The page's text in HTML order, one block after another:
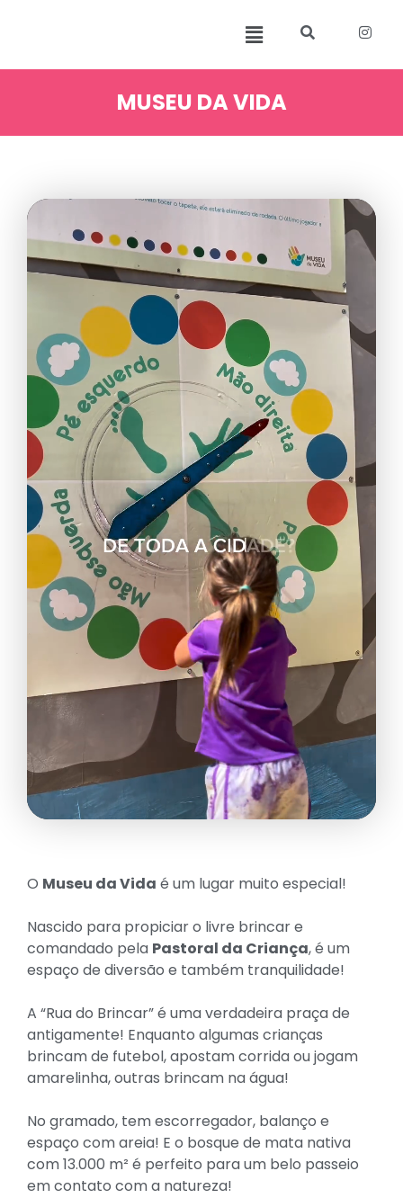
MUSEU DA VIDA
O Museu da Vida é um lugar muito especial!
Nascido para propiciar o livre brincar e
comandado pela Pastoral da Criança, é um
espaço de diversão e também tranquilidade!
A “Rua do Brincar” é uma verdadeira praça de
antigamente! Enquanto algumas crianças
brincam de futebol, apostam corrida ou jogam
amarelinha, outras brincam na água!
No gramado, tem escorregador, balanço e
espaço com areia! E o bosque de mata nativa
com 13.000 m² é perfeito para um belo passeio
em contato com a natureza!